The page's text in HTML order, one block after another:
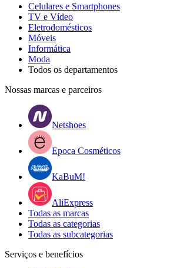
Celulares e Smartphones
TV e Vídeo
Eletrodomésticos
Móveis
Informática
Moda
Todos os departamentos
Nossas marcas e parceiros
Netshoes
Epoca Cosméticos
KaBuM!
AliExpress
Todas as marcas
Todas as categorias
Todas as subcategorias
Serviços e benefícios